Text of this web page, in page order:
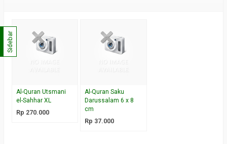
Al-Quran Utsmani
el-Sahhar XL
Rp 270.000
Al-Quran Saku
Darussalam 6 x 8
cm
Rp 37.000
Sidebar